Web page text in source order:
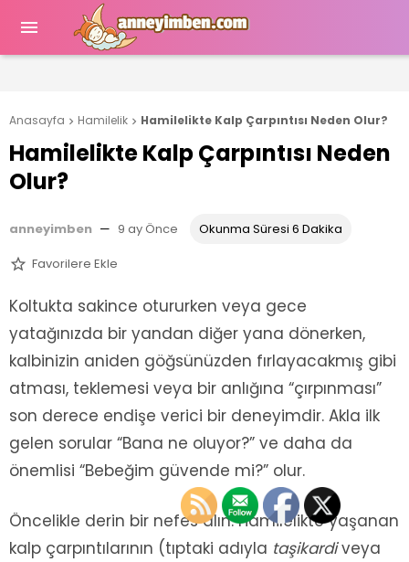

Anasayfa  Hamilelik  Hamilelikte Kalp Çarpıntısı Neden Olur?
Hamilelikte Kalp Çarpıntısı Neden
Olur?
anneyimben — 9 ay Önce Okunma Süresi 6 Dakika
 Favorilere Ekle
Koltukta sakince otururken veya gece
yatağınızda bir yandan diğer yana dönerken,
kalbinizin aniden göğsünüzden fırlayacakmış gibi
atması, teklemesi veya bir anlığına “çırpınması”
son derece endişe verici bir deneyimdir. Akla ilk
gelen sorular “Bana ne oluyor?” ve daha da
önemlisi “Bebeğim güvende mi?” olur.
Öncelikle derin bir nefes alın. Hamilelikte yaşanan
kalp çarpıntılarının (tıptaki adıyla taşikardiveya